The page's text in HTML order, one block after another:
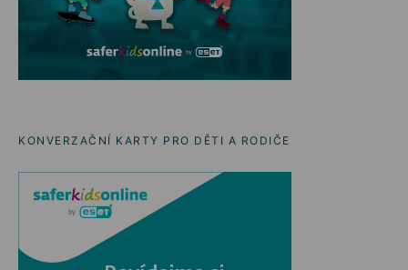
KONVERZAČNÍ KARTY PRO DĚTI A RODIČE